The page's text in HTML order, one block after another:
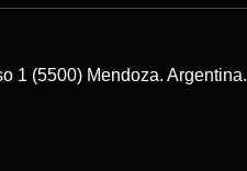
1 (5500) Mendoza. Argentina.